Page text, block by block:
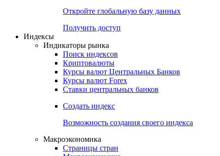
Откройте глобальную базу данных
Получить доступ
Индексы
Индикаторы рынка
Поиск индексов
Криптовалюты
Курсы валют Центральных Банков
Курсы валют Forex
Ставки центральных банков
Создать индекс
Возможность создания своего индекса
Макроэкономика
Страницы стран